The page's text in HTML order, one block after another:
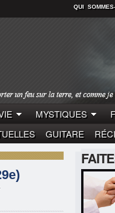
QUI
MYSTIQUES
GUITARE